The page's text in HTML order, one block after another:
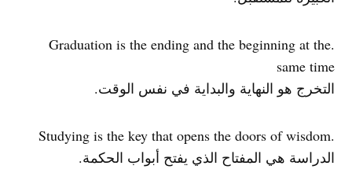
.Graduation is the ending and the beginning at the
same time
التخرج هو النهاية والبداية في نفس الوقت.
.Studying is the key that opens the doors of wisdom
الدراسة هي المفتاح الذي يفتح أبواب الحكمة.